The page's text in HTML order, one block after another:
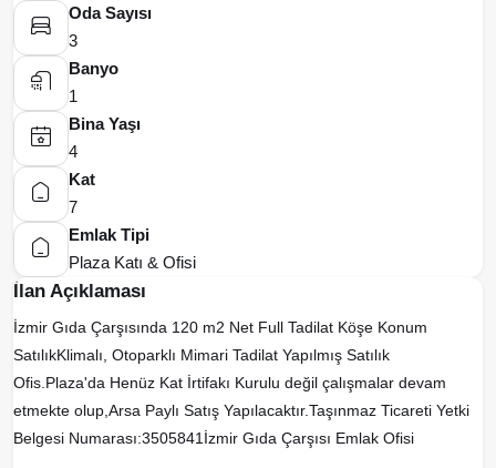
Oda Sayısı
3
Banyo
1
Bina Yaşı
4
Kat
7
Emlak Tipi
Plaza Katı & Ofisi
İlan Açıklaması
İzmir Gıda Çarşısında 120 m2 Net Full Tadilat Köşe Konum
SatılıkKlimalı, Otoparklı Mimari Tadilat Yapılmış Satılık
Ofis.Plaza'da Henüz Kat İrtifakı Kurulu değil çalışmalar devam
etmekte olup,Arsa Paylı Satış Yapılacaktır.Taşınmaz Ticareti Yetki
Belgesi Numarası:3505841İzmir Gıda Çarşısı Emlak Ofisi